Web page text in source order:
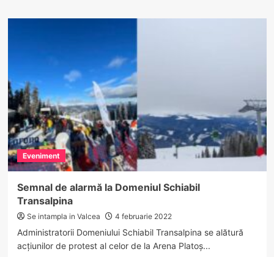
Licitația
Autostrăzii
Sibiu-
Pitești
riscă
să
fie
suspendată.
Nereguli
găsite
unul
dintre
constructori
Eveniment
Semnal de alarmă la Domeniul Schiabil
Transalpina
Se intampla in Valcea 4 februarie 2022
Administratorii Domeniului Schiabil Transalpina se alătură
acțiunilor de protest al celor de la Arena Platoș...